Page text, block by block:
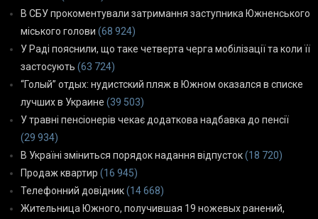
В СБУ прокоментували затримання заступника Южненського
міського голови (68 924)
У Раді пояснили, що таке четверта черга мобілізації та коли її
застосують (63 724)
“Голый” отдых: нудистский пляж в Южном оказался в списке
лучших в Украине (39 503)
У травні пенсіонерів чекає додаткова надбавка до пенсії
(29 934)
В Україні зміниться порядок надання відпусток(18 720)
Продаж квартир (16 945)
Телефонний довідник(14 668)
Жительница Южного, получившая 19 ножевых ранений,